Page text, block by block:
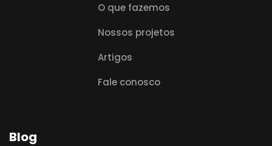
O que fazemos
Nossos projetos
Artigos
Fale conosco
Blog